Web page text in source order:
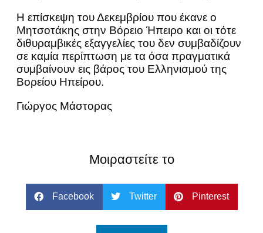
Η επίσκεψη του Δεκεμβρίου που έκανε ο
Μητσοτάκης στην Βόρειο Ήπειρο και οι τότε
διθυραμβικές εξαγγελίες του δεν συμβαδίζουν
σε καμία περίπτωση με τα όσα πραγματικά
συμβαίνουν εις βάρος του Ελληνισμού της
Βορείου Ηπείρου.
Γιώργος Μάστορας
Μοιραστείτε το
Facebook Twitter Pinterest